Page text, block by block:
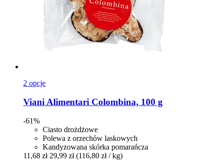
2 opcje
Viani Alimentari Colombina, 100 g
-61%
Ciasto drożdżowe
Polewa z orzechów laskowych
Kandyzowana skórka pomarańcza
11,68 zł 29,99 zł (116,80 zł / kg)